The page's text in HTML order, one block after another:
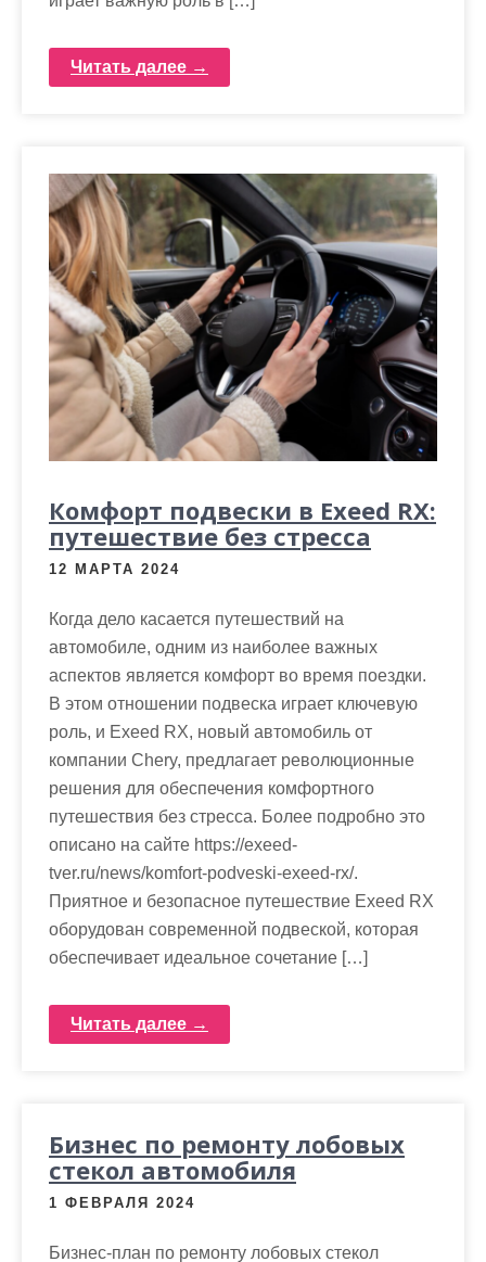
Читать далее →
Комфорт подвески в Exeed RX:
путешествие без стресса
12 МАРТА 2024
Когда дело касается путешествий на
автомобиле, одним из наиболее важных
аспектов является комфорт во время поездки.
В этом отношении подвеска играет ключевую
роль, и Exeed RX, новый автомобиль от
компании Chery, предлагает революционные
решения для обеспечения комфортного
путешествия без стресса. Более подробно это
описано на сайте https://exeed-
tver.ru/news/komfort-podveski-exeed-rx/.
Приятное и безопасное путешествие Exeed RX
оборудован современной подвеской, которая
обеспечивает идеальное сочетание […]
Читать далее →
Бизнес по ремонту лобовых
стекол автомобиля
1 ФЕВРАЛЯ 2024
Бизнес-план по ремонту лобовых стекол